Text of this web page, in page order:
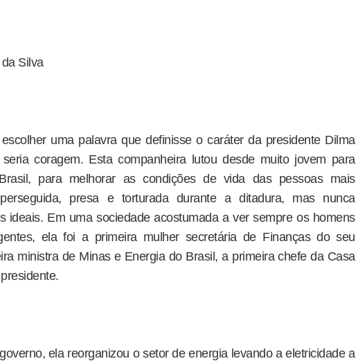
Silva
uma palavra que definisse o caráter da presidente Dilma
coragem. Esta companheira lutou desde muito jovem para
para melhorar as condições de vida das pessoas mais
presa e torturada durante a ditadura, mas nunca
ideais. Em uma sociedade acostumada a ver sempre os homens
ela foi a primeira mulher secretária de Finanças do seu
ministra de Minas e Energia do Brasil, a primeira chefe da Casa
ela reorganizou o setor de energia levando a eletricidade a